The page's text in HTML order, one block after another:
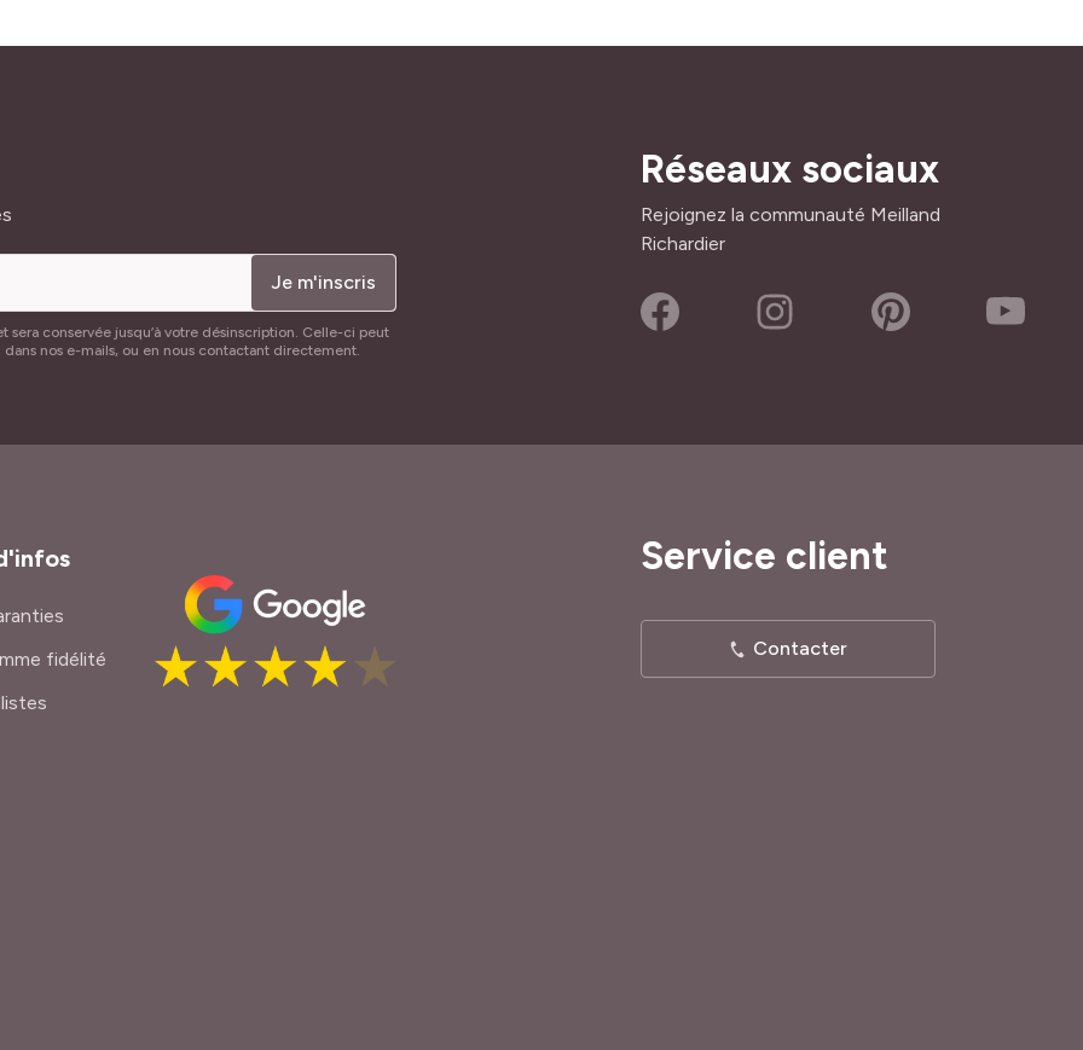
Je m'inscris
conservée jusqu’à votre désinscription. Celle-ci peut
nos e-mails, ou en nous contactant directement.
Réseaux sociaux
Rejoignez la communauté Meilland
Richardier
fidélité
Service client
Contacter